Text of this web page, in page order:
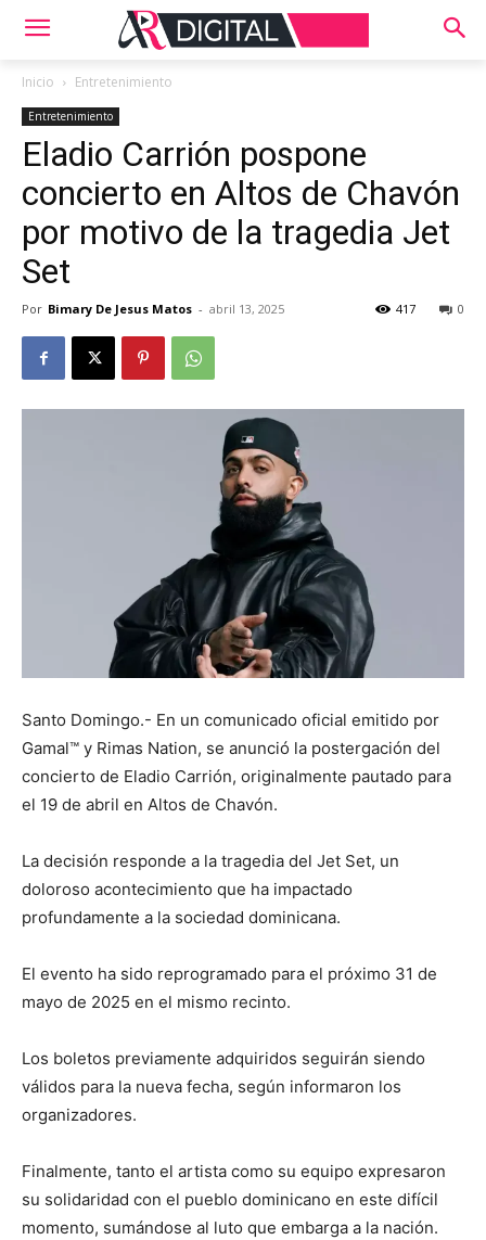
Inicio Entretenimiento
Entretenimiento
Eladio Carrión pospone
concierto en Altos de Chavón
por motivo de la tragedia Jet
Set
Por Bimary De Jesus Matos - abril 13, 2025 0
417
Santo Domingo.- En un comunicado oficial emitido por
Gamal™ y Rimas Nation, se anunció la postergación del
concierto de Eladio Carrión, originalmente pautado para
el 19 de abril en Altos de Chavón.
La decisión responde a la tragedia del Jet Set, un
doloroso acontecimiento que ha impactado
profundamente a la sociedad dominicana.
El evento ha sido reprogramado para el próximo 31 de
mayo de 2025 en el mismo recinto.
Los boletos previamente adquiridos seguirán siendo
válidos para la nueva fecha, según informaron los
organizadores.
Finalmente, tanto el artista como su equipo expresaron
su solidaridad con el pueblo dominicano en este difícil
momento, sumándose al luto que embarga a la nación.